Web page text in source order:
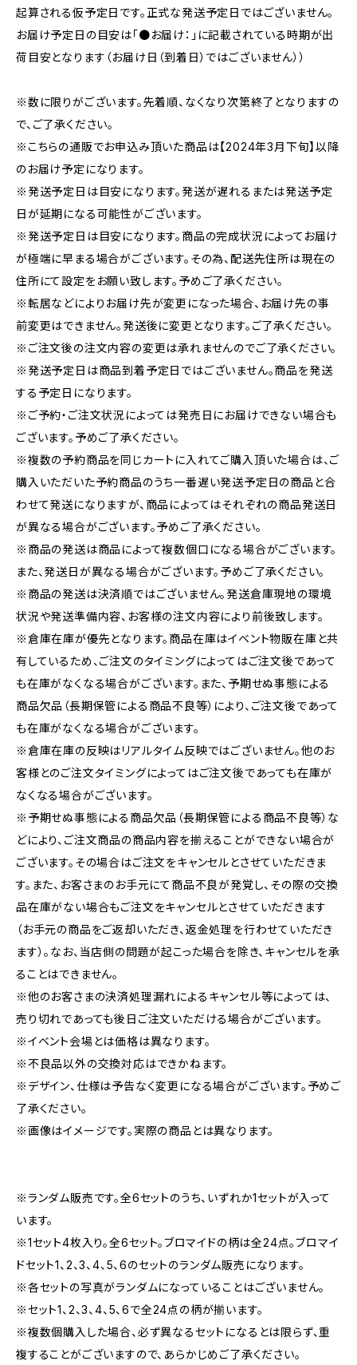
起算される仮予定日です。正式な発送予定日ではございません。
お届け予定日の目安は「●お届け：」に記載されている時期が出
荷目安となります（お届け日（到着日）ではございません））
※数に限りがございます。先着順、なくなり次第終了となりますの
で、ご了承ください。
※こちらの通販でお申込み頂いた商品は【2024年3月下旬】以降
のお届け予定になります。
※発送予定日は目安になります。発送が遅れるまたは発送予定
日が延期になる可能性がございます。
※発送予定日は目安になります。商品の完成状況によってお届け
が極端に早まる場合がございます。その為、配送先住所は現在の
住所にて設定をお願い致します。予めご了承ください。
※転居などによりお届け先が変更になった場合、お届け先の事
前変更はできません。発送後に変更となります。ご了承ください。
※ご注文後の注文内容の変更は承れませんのでご了承ください。
※発送予定日は商品到着予定日ではございません。商品を発送
する予定日になります。
※ご予約・ご注文状況によっては発売日にお届けできない場合も
ございます。予めご了承ください。
※複数の予約商品を同じカートに入れてご購入頂いた場合は、ご
購入いただいた予約商品のうち一番遅い発送予定日の商品と合
わせて発送になりますが、商品によってはそれぞれの商品発送日
が異なる場合がございます。予めご了承ください。
※商品の発送は商品によって複数個口になる場合がございます。
また、発送日が異なる場合がございます。予めご了承ください。
※商品の発送は決済順ではございません。発送倉庫現地の環境
状況や発送準備内容、お客様の注文内容により前後致します。
※倉庫在庫が優先となります。商品在庫はイベント物販在庫と共
有しているため、ご注文のタイミングによってはご注文後であって
も在庫がなくなる場合がございます。また、予期せぬ事態による
商品欠品（長期保管による商品不良等）により、ご注文後であって
も在庫がなくなる場合がございます。
※倉庫在庫の反映はリアルタイム反映ではございません。他のお
客様とのご注文タイミングによってはご注文後であっても在庫が
なくなる場合がございます。
※予期せぬ事態による商品欠品（長期保管による商品不良等）な
どにより、ご注文商品の商品内容を揃えることができない場合が
ございます。その場合はご注文をキャンセルとさせていただきま
す。また、お客さまのお手元にて商品不良が発覚し、その際の交換
品在庫がない場合もご注文をキャンセルとさせていただきます
（お手元の商品をご返却いただき、返金処理を行わせていただき
ます）。なお、当店側の問題が起こった場合を除き、キャンセルを承
ることはできません。
※他のお客さまの決済処理漏れによるキャンセル等によっては、
売り切れであっても後日ご注文いただける場合がございます。
※イベント会場とは価格は異なります。
※不良品以外の交換対応はできかねます。
※デザイン、仕様は予告なく変更になる場合がございます。予めご
了承ください。
※画像はイメージです。実際の商品とは異なります。
※ランダム販売です。全6セットのうち、いずれか1セットが入って
います。
※1セット4枚入り。全6セット。ブロマイドの柄は全24点。ブロマイ
ドセット1、2、3、4、5、6のセットのランダム販売になります。
※各セットの写真がランダムになっていることはございません。
※セット1、2、3、4、5、6で全24点の柄が揃います。
※複数個購入した場合、必ず異なるセットになるとは限らず、重
複することがございますので、あらかじめご了承ください。